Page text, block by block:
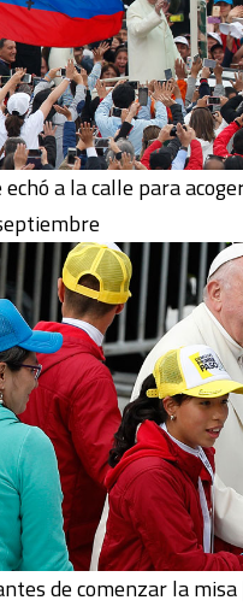
a la calle para
de comenzar la misa